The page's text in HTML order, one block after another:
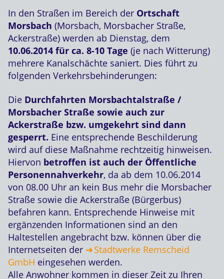
In den Straßen im Bereich der Ortschaft
Morsbach (Morsbach, Morsbacher Straße,
Ackerstraße) werden ab Dienstag, dem
10.06.2014 für ca. 8-10 Tage (je nach Witterung)
mehrere Kanalschächte saniert. Dies führt zu
folgenden Verkehrsbehinderungen:
Die Durchfahrten Morsbachtalstraße /
Morsbacher Straße sowie auch zur
Ackerstraße bzw. umgekehrt sind dann
gesperrt. Eine entsprechende Beschilderung
wird auf diese Maßnahme rechtzeitig hinweisen.
Hiervon betroffen ist auch der Öffentliche
Personennahverkehr, da ab dem 10.06.2014
von 08.00 Uhr an kein Bus mehr die Morsbacher
Straße sowie die Ackerstraße (Bürgerbus)
befahren kann. Entsprechende Hinweise mit
ergänzenden Informationen sind an den
Haltestellen angebracht bzw. können über die
Internetseiten der
Stadtwerke Remscheid
GmbH eingesehen werden.
Alle Anwohner kommen in dieser Zeit zu Ihren